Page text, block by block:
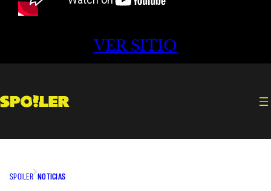
VER SITIO
SPOILER NOTICIAS